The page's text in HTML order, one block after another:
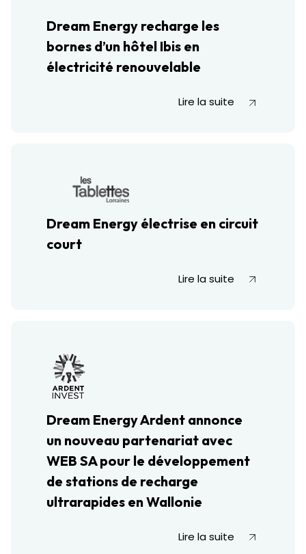
Dream Energy recharge les
bornes d’un hôtel Ibis en
électricité renouvelable
Lire la suite
Dream Energy électrise en circuit
court
Lire la suite
Dream Energy Ardent annonce
un nouveau partenariat avec
WEB SA pour le développement
de stations de recharge
ultrarapides en Wallonie
Lire la suite